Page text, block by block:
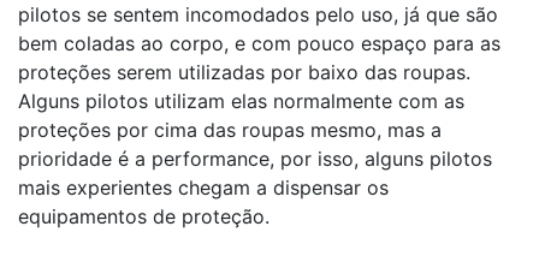
pilotos se sentem incomodados pelo uso, já que são
bem coladas ao corpo, e com pouco espaço para as
proteções serem utilizadas por baixo das roupas.
Alguns pilotos utilizam elas normalmente com as
proteções por cima das roupas mesmo, mas a
prioridade é a performance, por isso, alguns pilotos
mais experientes chegam a dispensar os
equipamentos de proteção.